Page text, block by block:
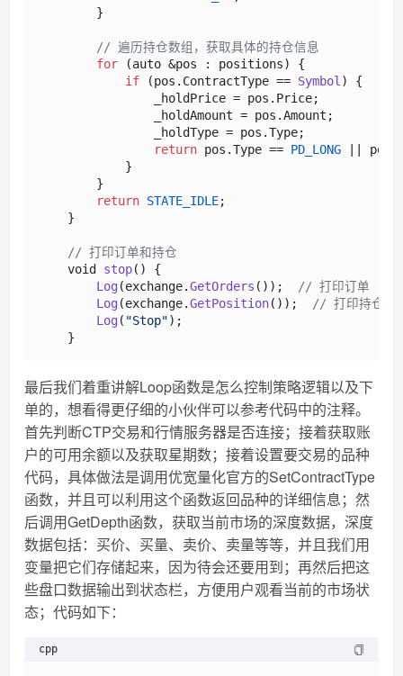
        }
// 遍历持仓数组，获取具体的持仓信息
for (auto &pos : positions) {
if (pos. ContractType == Symbol ) {
                _holdPrice = pos.
Price;
                _holdAmount = pos.
Amount ;
                _holdType = pos.
Type;
return pos.Type == PD_LONG || pos.
            }
        }
return STATE_IDLE;
    }
// 打印订单和持仓
    void
stop( ) {
Log(exchange.GetOrders ());
// 打印订单
Log(exchange.GetPosition());
// 打印持仓
Log( "Stop");
最后我们着重讲解Loop函数是怎么控制策略逻辑以及下
单的，想看得更仔细的小伙伴可以参考代码中的注释。
首先判断CTP交易和行情服务器是否连接；接着获取账
户的可用余额以及获取星期数；接着设置要交易的品种
代码，具体做法是调用优宽量化官方的SetContractType
函数，并且可以利用这个函数返回品种的详细信息；然
后调用GetDepth函数，获取当前市场的深度数据，深度
数据包括：买价、买量、卖价、卖量等等，并且我们用
变量把它们存储起来，因为待会还要用到；再然后把这
些盘口数据输出到状态栏，方便用户观看当前的市场状
态；代码如下：
cpp